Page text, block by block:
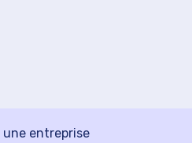
une entreprise